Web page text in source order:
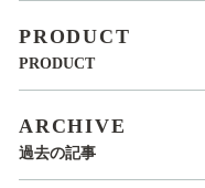
PRODUCT
PRODUCT
ARCHIVE
過去の記事